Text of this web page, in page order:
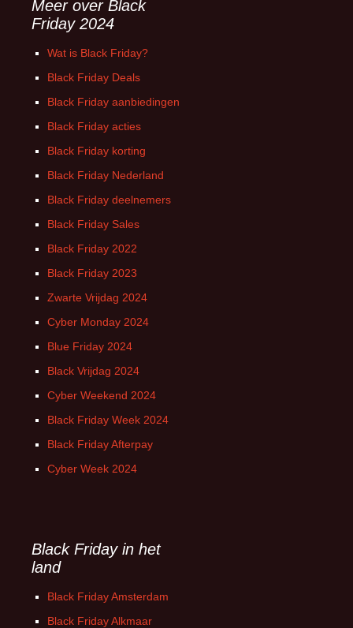
Meer over Black
Friday 2024
Wat is Black Friday?
Black Friday Deals
Black Friday aanbiedingen
Black Friday acties
Black Friday korting
Black Friday Nederland
Black Friday deelnemers
Black Friday Sales
Black Friday 2022
Black Friday 2023
Zwarte Vrijdag 2024
Cyber Monday 2024
Blue Friday 2024
Black Vrijdag 2024
Cyber Weekend 2024
Black Friday Week 2024
Black Friday Afterpay
Cyber Week 2024
Black Friday in het
land
Black Friday Amsterdam
Black Friday Alkmaar